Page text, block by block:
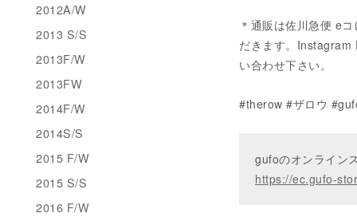
＊通販は佐川急便 e
だきます。
い合わせ下さい。
#therow #ザロウ
gufoのオンライン
https://ec.gufo-
2012A/W
2013 S/S
2013F/W
2013FW
2014F/W
2014S/S
2015 F/W
2015 S/S
2016 F/W